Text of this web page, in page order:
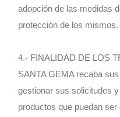
adopción de las medidas
protección de los mismos.
4.- FINALIDAD DE LOS
SANTA GEMA recaba
gestionar sus solicitudes
productos que puedan